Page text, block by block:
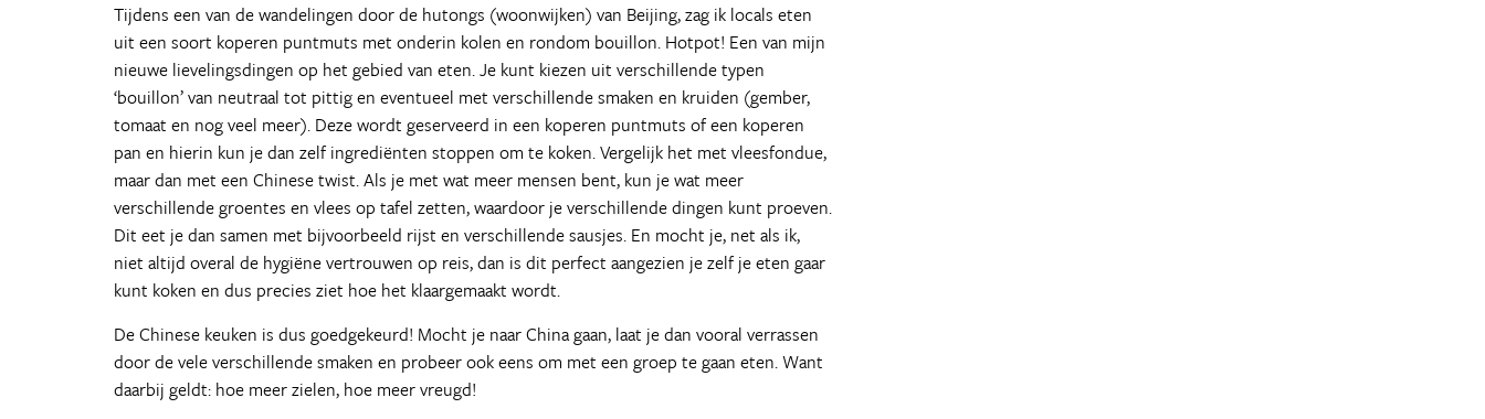
Tijdens een van de wandelingen door de hutongs (woonwijken) van Beijing, zag ik locals eten
uit een soort koperen puntmuts met onderin kolen en rondom bouillon. Hotpot! Een van mijn
nieuwe lievelingsdingen op het gebied van eten. Je kunt kiezen uit verschillende typen
‘bouillon’ van neutraal tot pittig en eventueel met verschillende smaken en kruiden (gember,
tomaat en nog veel meer). Deze wordt geserveerd in een koperen puntmuts of een koperen
pan en hierin kun je dan zelf ingrediënten stoppen om te koken. Vergelijk het met vleesfondue,
maar dan met een Chinese twist. Als je met wat meer mensen bent, kun je wat meer
verschillende groentes en vlees op tafel zetten, waardoor je verschillende dingen kunt proeven.
Dit eet je dan samen met bijvoorbeeld rijst en verschillende sausjes. En mocht je, net als ik,
niet altijd overal de hygiëne vertrouwen op reis, dan is dit perfect aangezien je zelf je eten gaar
kunt koken en dus precies ziet hoe het klaargemaakt wordt.
De Chinese keuken is dus goedgekeurd! Mocht je naar China gaan, laat je dan vooral verrassen
door de vele verschillende smaken en probeer ook eens om met een groep te gaan eten. Want
daarbij geldt: hoe meer zielen, hoe meer vreugd!